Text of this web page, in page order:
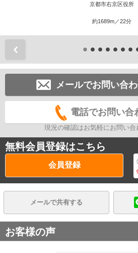
京都市右京区役所
約1689m／22分
メールでお問い合
電話でお問い合
現況の確認はお気軽にお問い合
無料会員登録はこちら
会員登録
メールで共有する
お客様の声